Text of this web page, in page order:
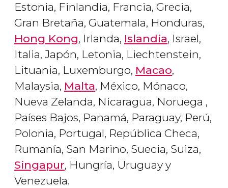
Estonia, Finlandia, Francia, Grecia,
Gran Bretaña, Guatemala, Honduras,
Hong Kong, Irlanda, Islandia, Israel,
Italia, Japón, Letonia, Liechtenstein,
Lituania, Luxemburgo, Macao,
Malaysia, Malta, México, Mónaco,
Nueva Zelanda, Nicaragua, Noruega ,
Países Bajos, Panamá, Paraguay, Perú,
Polonia, Portugal, República Checa,
Rumanía, San Marino, Suecia, Suiza,
Singapur, Hungría, Uruguay y
Venezuela.